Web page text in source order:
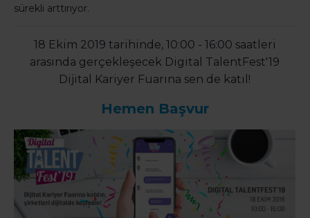
sürekli arttırıyor.
18 Ekim 2019 tarihinde, 10:00 - 16:00 saatleri
arasında gerçekleşecek Digital TalentFest'19
Dijital Kariyer Fuarına sen de katıl!
Hemen Başvur